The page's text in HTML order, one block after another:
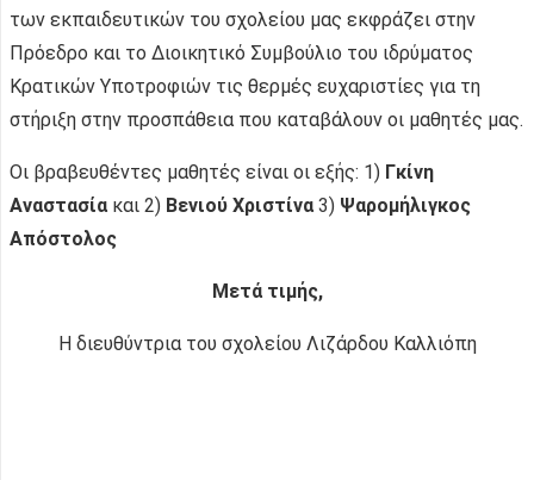
των εκπαιδευτικών του σχολείου μας εκφράζει στην
Πρόεδρο και το Διοικητικό Συμβούλιο του ιδρύματος
Κρατικών Υποτροφιών τις θερμές ευχαριστίες για τη
στήριξη στην προσπάθεια που καταβάλουν οι μαθητές μας.
Οι βραβευθέντες μαθητές είναι οι εξής: 1) Γκίνη
Αναστασία και 2) Βενιού Χριστίνα 3) Ψαρομήλιγκος
Απόστολος
Μετά τιμής,
Η διευθύντρια του σχολείου Λιζάρδου Καλλιόπη